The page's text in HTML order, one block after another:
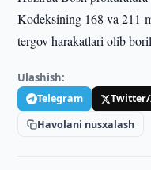
Kodeksining 168 va 211-
tergov harakatlari olib
Ulashish:
Telegram Twitter/
Havolani nusxalash